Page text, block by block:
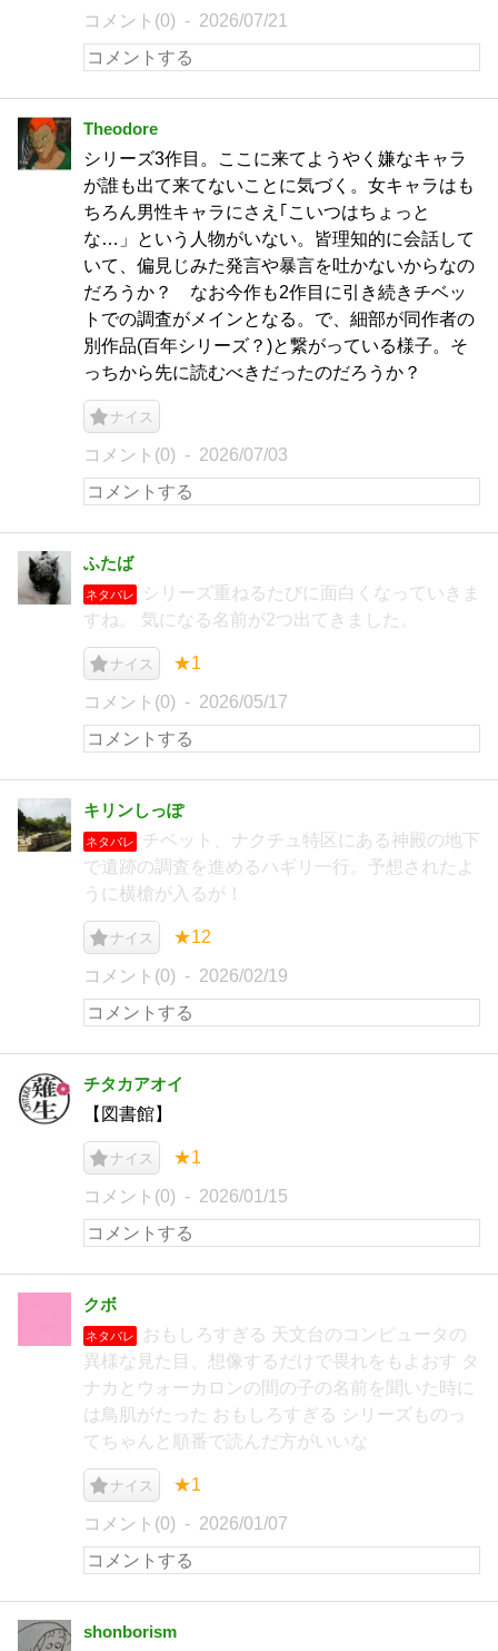
コメント(0) 2026/07/21
Theodore
シリーズ3作目。ここに来てようやく嫌なキャラ
が誰も出て来てないことに気づく。女キャラはも
ちろん男性キャラにさえ｢こいつはちょっと
な…」という人物がいない。皆理知的に会話して
いて、偏見じみた発言や暴言を吐かないからなの
だろうか？ なお今作も2作目に引き続きチベッ
トでの調査がメインとなる。で、細部が同作者の
別作品(百年シリーズ？)と繋がっている様子。そ
っちから先に読むべきだったのだろうか？
ナイス
コメント(0) 2026/07/03
ふたば
ネタバレ
シリーズ重ねるたびに面白くなっていきま
すね。 気になる名前が2つ出てきました。
ナイス ★1
コメント(0) 2026/05/17
キリンしっぽ
ネタバレ
チベット、ナクチュ特区にある神殿の地下
で遺跡の調査を進めるハギリ一行。予想されたよ
うに横槍が入るが！
ナイス ★12
コメント(0) 2026/02/19
チタカアオイ
【図書館】
ナイス ★1
コメント(0) 2026/01/15
クボ
ネタバレ
おもしろすぎる 天文台のコンピュータの
異様な見た目、想像するだけで畏れをもよおす タ
ナカとウォーカロンの間の子の名前を聞いた時に
は鳥肌がたった おもしろすぎる シリーズものっ
てちゃんと順番で読んだ方がいいな
ナイス ★1
コメント(0) 2026/01/07
shonborism